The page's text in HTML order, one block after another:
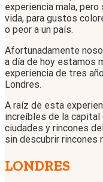
experiencia mala,
vida, para gustos
o peor a un país.
Afortunadamente
a día de hoy estamos
experiencia de tres
Londres.
A raíz de esta
increíbles de la capital
ciudades y rincones
sin descubrir rincones
LONDRES